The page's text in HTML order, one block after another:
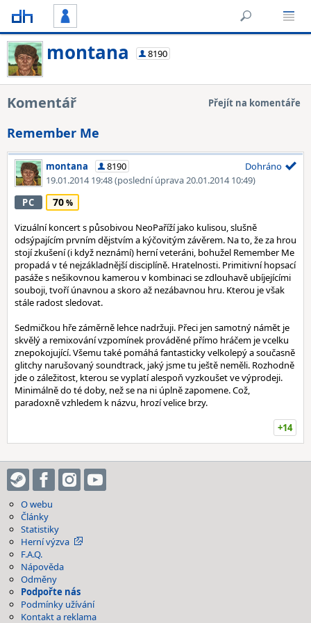
montana 8190
Komentář Přejít na komentáře
Remember Me
montana
8190
19.01.2014 19:48(poslední úprava 20.01.2014 10:49)
Dohráno
PC 70
Vizuální koncert s působivou NeoPaříží jako kulisou, slušně
odsýpajícím prvním dějstvím a kýčovitým závěrem. Na to, že za hrou
stojí zkušení (i když neznámí) herní veteráni, bohužel Remember Me
propadá v té nejzákladnější disciplíně. Hratelnosti. Primitivní hopsací
pasáže s nešikovnou kamerou v kombinaci se zdlouhavě ubíjejícími
souboji, tvoří únavnou a skoro až nezábavnou hru. Kterou je však
stále radost sledovat.
Sedmičkou hře záměrně lehce nadržuji. Přeci jen samotný námět je
skvělý a remixování vzpomínek prováděné přímo hráčem je vcelku
znepokojující. Všemu také pomáhá fantasticky velkolepý a současně
glitchy narušovaný soundtrack, jaký jsme tu ještě neměli. Rozhodně
jde o záležitost, kterou se vyplatí alespoň vyzkoušet ve výprodeji.
Minimálně do té doby, než se na ni úplně zapomene. Což,
paradoxně vzhledem k názvu, hrozí velice brzy.
+14
O webu
Články
Statistiky
Herní výzva
F.A.Q.
Nápověda
Odměny
Podpořte nás
Podmínky užívání
Kontakt a reklama